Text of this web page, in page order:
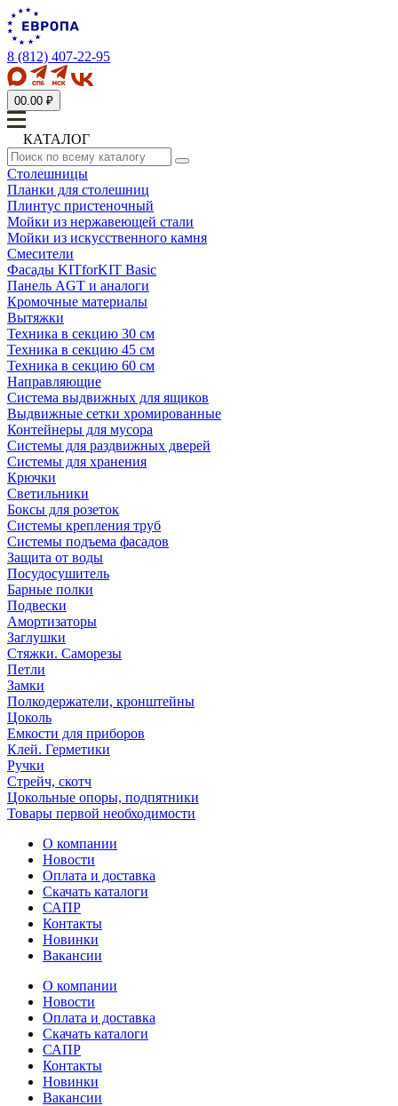
8 (812) 407-22-95
00.00 ₽
КАТАЛОГ
Столешницы
Планки для столешниц
Плинтус пристеночный
Мойки из нержавеющей стали
Мойки из искусственного камня
Смесители
Фасады KITforKIT Basic
Панель AGT и аналоги
Кромочные материалы
Вытяжки
Техника в секцию 30 см
Техника в секцию 45 см
Техника в секцию 60 см
Направляющие
Система выдвижных для ящиков
Выдвижные сетки хромированные
Контейнеры для мусора
Системы для раздвижных дверей
Системы для хранения
Крючки
Светильники
Боксы для розеток
Системы крепления труб
Системы подъема фасадов
Защита от воды
Посудосушитель
Барные полки
Подвески
Амортизаторы
Заглушки
Стяжки. Саморезы
Петли
Замки
Полкодержатели, кронштейны
Цоколь
Емкости для приборов
Клей. Герметики
Ручки
Стрейч, скотч
Цокольные опоры, подпятники
Товары первой необходимости
О компании
Новости
Оплата и доставка
Скачать каталоги
САПР
Контакты
Новинки
Вакансии
О компании
Новости
Оплата и доставка
Скачать каталоги
САПР
Контакты
Новинки
Вакансии